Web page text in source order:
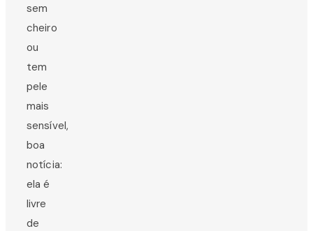
sem
cheiro
ou
tem
pele
mais
sensível,
boa
notícia:
ela é
livre
de